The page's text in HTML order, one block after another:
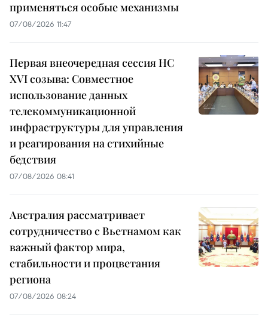
применяться особые механизмы
07/08/2026 11:47
Первая внеочередная сессия НС
XVI созыва: Совместное
использование данных
телекоммуникационной
инфраструктуры для управления
и реагирования на стихийные
бедствия
07/08/2026 08:41
Австралия рассматривает
сотрудничество с Вьетнамом как
важный фактор мира,
стабильности и процветания
региона
07/08/2026 08:24